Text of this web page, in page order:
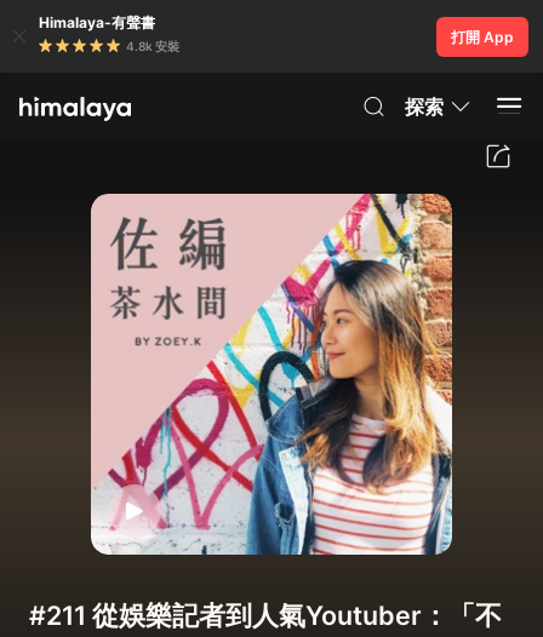
Himalaya-有聲書
4.8k 安裝
打開 App
探索
#211 從娛樂記者到人氣Youtuber：「不